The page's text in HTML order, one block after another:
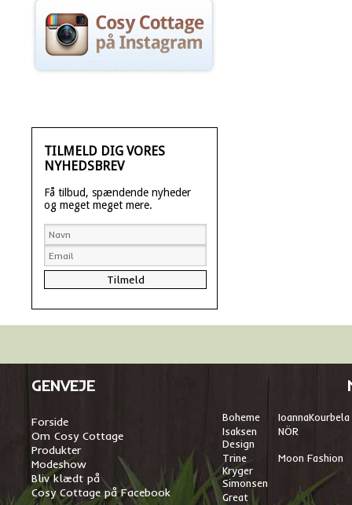
TILMELD DIG VORES
NYHEDSBREV
Få tilbud, spændende nyheder
og meget meget mere.
GENVEJE
Forside
Om Cosy Cottage
Produkter
Modeshow
Bliv klædt på
Cosy Cottage på Facebook
Boheme IoannaKourbela
Isaksen
Design
NÖR
Trine
Kryger
Simonsen
Moon Fashion
Great